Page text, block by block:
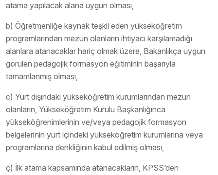
atama yapılacak alana uygun olması,
b) Öğretmenliğe kaynak teşkil eden yükseköğretim
programlarından mezun olanların ihtiyacı karşılamadığı
alanlara atanacaklar hariç olmak üzere, Bakanlıkça uygun
görülen pedagojik formasyon eğitiminin başarıyla
tamamlanmış olması,
c) Yurt dışındaki yükseköğretim kurumlarından mezun
olanların, Yükseköğretim Kurulu Başkanlığınca
yükseköğrenimlerinin ve/veya pedagojik formasyon
belgelerinin yurt içindeki yükseköğretim kurumlarına veya
programlarına denkliğinin kabul edilmiş olması,
ç) İlk atama kapsamında atanacakların, KPSS’den